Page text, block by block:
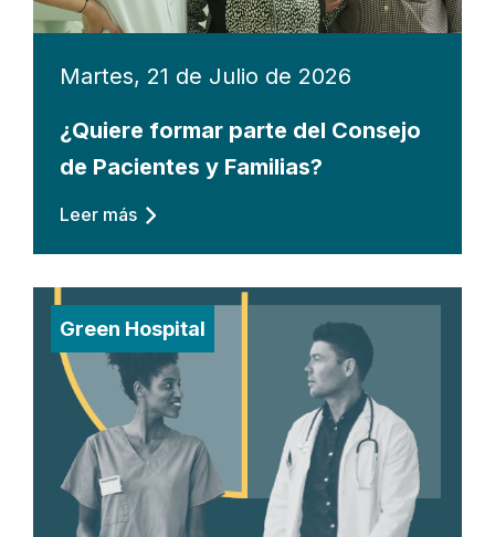
Martes, 21 de Julio de 2026
¿Quiere formar parte del Consejo
de Pacientes y Familias?
Leer más
Green Hospital